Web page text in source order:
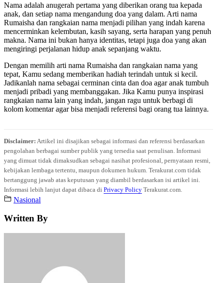
Nama adalah anugerah pertama yang diberikan orang tua kepada
anak, dan setiap nama mengandung doa yang dalam. Arti nama
Rumaisha dan rangkaian nama menjadi pilihan yang indah karena
mencerminkan kelembutan, kasih sayang, serta harapan yang penuh
makna. Nama ini bukan hanya identitas, tetapi juga doa yang akan
mengiringi perjalanan hidup anak sepanjang waktu.
Dengan memilih arti nama Rumaisha dan rangkaian nama yang
tepat, Kamu sedang memberikan hadiah terindah untuk si kecil.
Jadikanlah nama sebagai cerminan cinta dan doa agar anak tumbuh
menjadi pribadi yang membanggakan. Jika Kamu punya inspirasi
rangkaian nama lain yang indah, jangan ragu untuk berbagi di
kolom komentar agar bisa menjadi referensi bagi orang tua lainnya.
Disclaimer: Artikel ini disajikan sebagai informasi dan referensi berdasarkan
pengolahan berbagai sumber publik yang tersedia saat penulisan. Informasi
yang dimuat tidak dimaksudkan sebagai nasihat profesional, pernyataan resmi,
kebijakan lembaga tertentu, maupun dokumen hukum. Terakurat.com tidak
bertanggung jawab atas keputusan yang diambil berdasarkan isi artikel ini.
Informasi lebih lanjut dapat dibaca di Privacy Policy Terakurat.com.
Nasional
Written By